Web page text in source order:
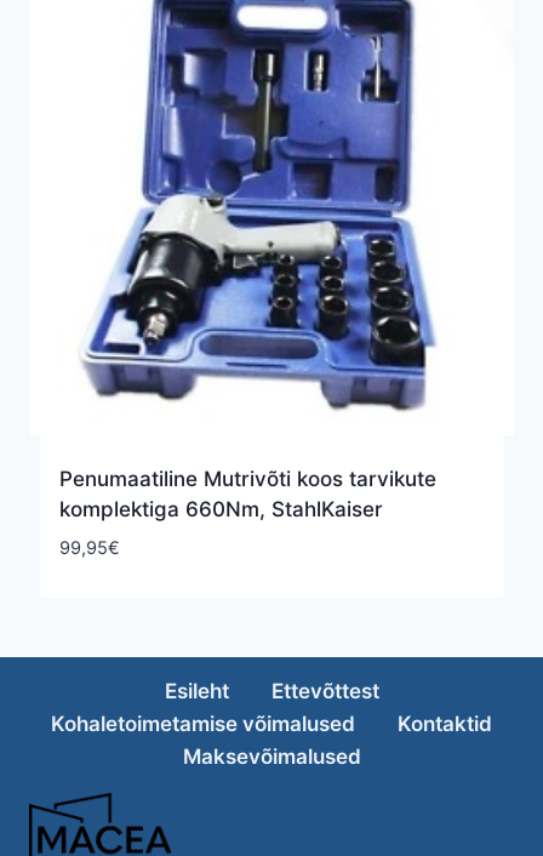
Penumaatiline Mutrivõti koos tarvikute
komplektiga 660Nm, StahlKaiser
99,95€
Esileht
Ettevõttest
Kohaletoimetamise võimalused
Kontaktid
Maksevõimalused